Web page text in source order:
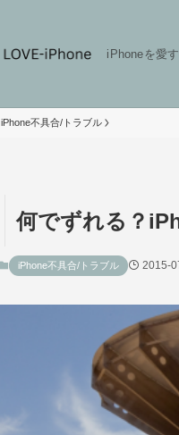
iPhoneを愛
iPhone不具合/トラブル
何でずれる？
iPhone不具合/トラブル 2015-